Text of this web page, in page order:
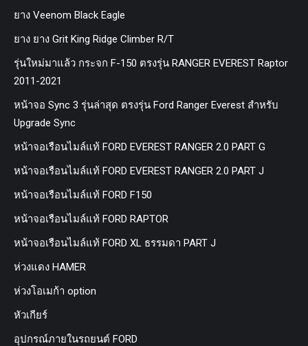
ยาง Veenom Black Eagle
ยาง ยาง Grit King Ridge Climber R/T
รุ่นใหม่มาแล้ว กระจก F-150 ตรงรุ่น RANGER EVEREST Raptor
2011-2021
หน้าจอ Sync 3 รุ่นล่าสุด ตรงรุ่น Ford Ranger Everest สำหรับ
Upgrade Sync
หน้าจอเรือนไมล์แท้ FORD EVEREST RANGER 2.0 PART G
หน้าจอเรือนไมล์แท้ FORD EVEREST RANGER 2.0 PART J
หน้าจอเรือนไมล์แท้ FORD F150
หน้าจอเรือนไมล์แท้ FORD RAPTOR
หน้าจอเรือนไมล์แท้ FORD XL ธรรมดา PART J
ห่วงแดง HAMER
ห่วงโอเมก้า option
หัวเกียร์
อุปกรณ์ภายในรถยนต์ FORD